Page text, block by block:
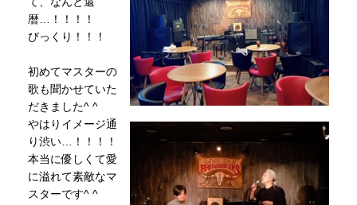
暦…！！！！
びっくり！！！
初めてマスターの
歌も聞かせていた
だきました^ ^
やはりイメージ通
り渋い…！！！！
本当に優しくて愛
に溢れて素敵なマ
スターです^ ^